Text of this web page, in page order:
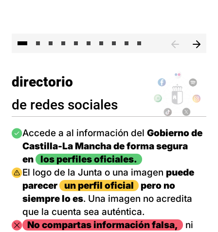
directorio
de redes sociales
Imagen
Accede a al información del Gobierno de
Castilla-La Mancha de forma segura
en
los perfiles oficiales.
Imagen
El logo de la Junta o una imagen puede
parecer
un perfil oficial
pero no
siempre lo es. Una imagen no acredita
que la cuenta sea auténtica.
ImagenNo compartas información falsa,
ni